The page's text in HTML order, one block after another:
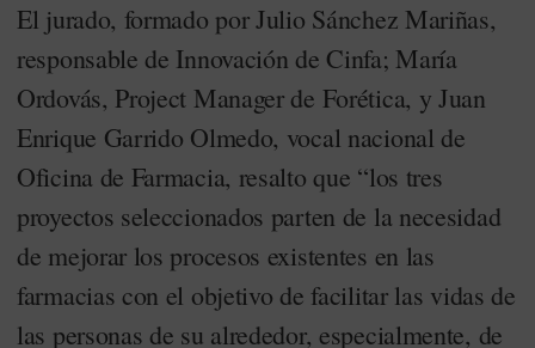
El jurado, formado por Julio Sánchez Mariñas,
responsable de Innovación de Cinfa; María
Ordovás, Project Manager de Forética, y Juan
Enrique Garrido Olmedo, vocal nacional de
Oficina de Farmacia, resalto que “los tres
proyectos seleccionados parten de la necesidad
de mejorar los procesos existentes en las
farmacias con el objetivo de facilitar las vidas de
las personas de su alrededor, especialmente, de